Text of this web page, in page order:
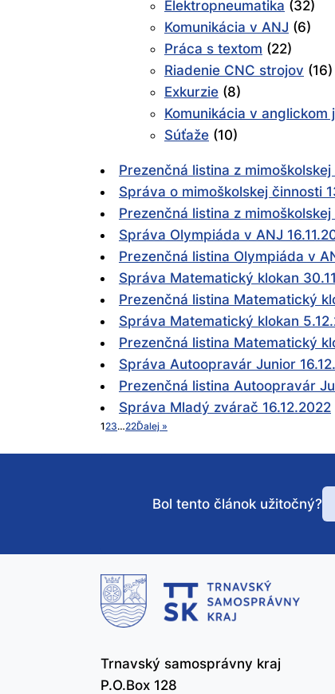
Elektropneumatika (32)
Komunikácia v ANJ (6)
Práca s textom (22)
Riadenie CNC strojov (16)
Exkurzie (8)
Komunikácia v anglickom
Súťaže (10)
Prezenčná listina z mimoškolskej
Správa o mimoškolskej činnosti
Prezenčná listina z
Správa Olympiáda v ANJ
Prezenčná listina Olympiáda v
Správa Matematický klokan
Prezenčná listina Matematický
Správa Matematický klokan
Prezenčná listina Matematický
Správa Autoopravár Junior
Prezenčná listina Autoopravár
Správa Mladý zvárač 16.12.2022
123…22Ďalej »
Bol tento článok užitočný?
Trnavský samosprávny kraj
P.O.Box 128